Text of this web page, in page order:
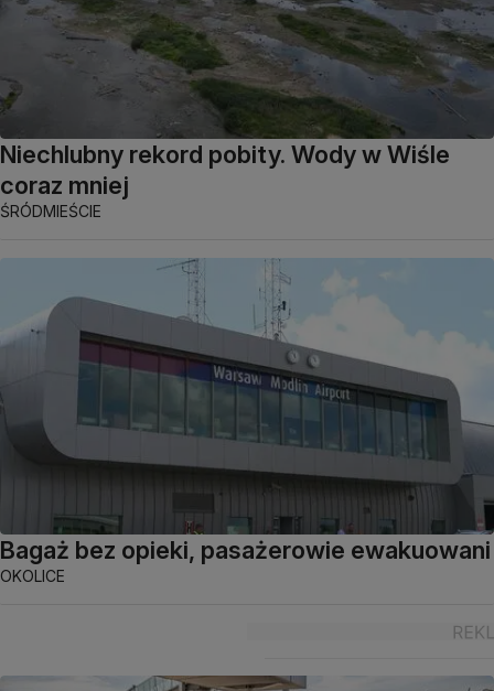
Niechlubny rekord pobity. Wody w Wiśle
coraz mniej
ŚRÓDMIEŚCIE
Bagaż bez opieki, pasażerowie ewakuowani
OKOLICE